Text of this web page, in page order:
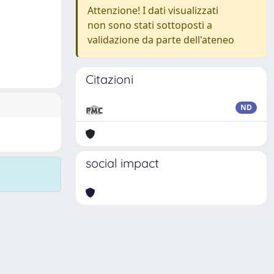
Attenzione! I dati visualizzati
non sono stati sottoposti a
validazione da parte dell'ateneo
Citazioni
ND
social impact